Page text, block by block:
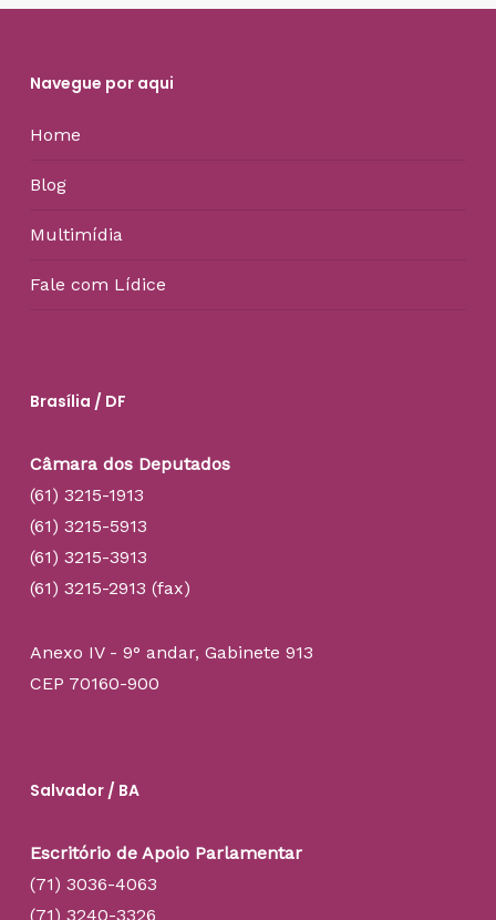
Navegue por aqui
Home
Blog
Multimídia
Fale com Lídice
Brasília / DF
Câmara dos Deputados
(61) 3215-1913
(61) 3215-5913
(61) 3215-3913
(61) 3215-2913 (fax)
Anexo IV - 9° andar, Gabinete 913
CEP 70160-900
Salvador / BA
Escritório de Apoio Parlamentar
(71) 3036-4063
(71) 3240-3326